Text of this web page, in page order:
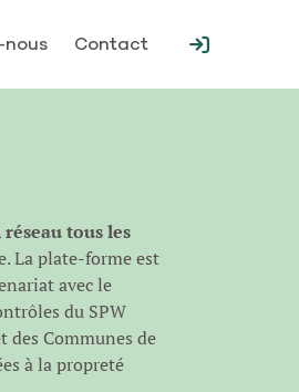
nous Contact
tous les
La plate-forme est
avec le
du SPW
Communes de
à la propreté